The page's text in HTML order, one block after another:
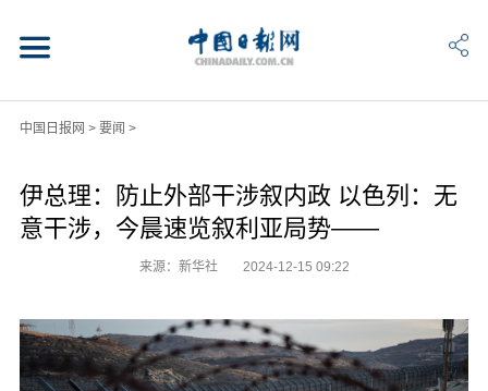
中国日报网 > 要闻 >
伊总理：防止外部干涉叙内政 以色列：无
意干涉，今晨速览叙利亚局势——
来源：新华社 2024-12-15 09:22